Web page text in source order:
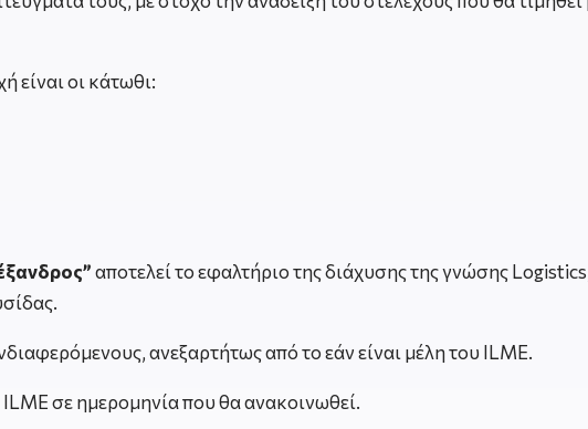
είναι οι κάτωθι:
αποτελεί το εφαλτήριο της διάχυσης της γνώσης
ανεξαρτήτως από το εάν είναι μέλη του ILME.
σε ημερομηνία που θα ανακοινωθεί.